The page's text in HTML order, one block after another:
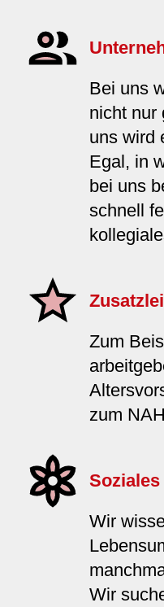
Bei uns
nicht nur
uns wird
Egal, in
bei uns
schnell
Zum
zum
Wir
Wir